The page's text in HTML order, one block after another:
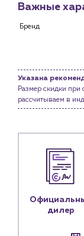
Доставка
Блог
Наши
Чат-
+7
Важные
Бренд
Указана
Размер скидки при
рассчитываем в
дилер